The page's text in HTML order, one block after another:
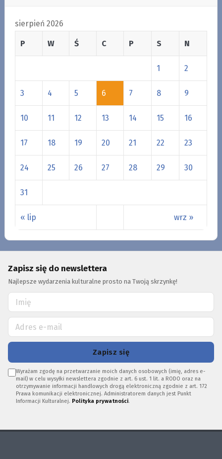
sierpień 2026
P W Ś C P S N
« lip wrz »
1 2
3 4 5 6 7 8 9
10 11 12 13 14 15 16
17 18 19 20 21 22 23
24 25 26 27 28 29 30
31
Zapisz się do newslettera
Najlepsze wydarzenia kulturalne prosto na Twoją skrzynkę!
Zapisz się
Wyrażam zgodę na przetwarzanie moich danych osobowych (imię, adres e-
mail) w celu wysyłki newslettera zgodnie z art. 6 ust. 1 lit. a RODO oraz na
otrzymywanie informacji handlowych drogą elektroniczną zgodnie z art. 172
Prawa komunikacji elektronicznej. Administratorem danych jest Punkt
Informacji Kulturalnej. Polityka prywatności.